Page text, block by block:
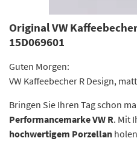
Original VW
15D069601
Guten Morgen:
VW Kaffeebecher R Design,
Bringen Sie Ihren Tag schon
Performancemarke VW R. Mit
hochwertigem Porzellan